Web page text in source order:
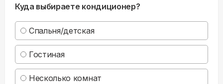
Куда выбираете кондиционер?
Спальня/детская
Гостиная
Несколько комнат